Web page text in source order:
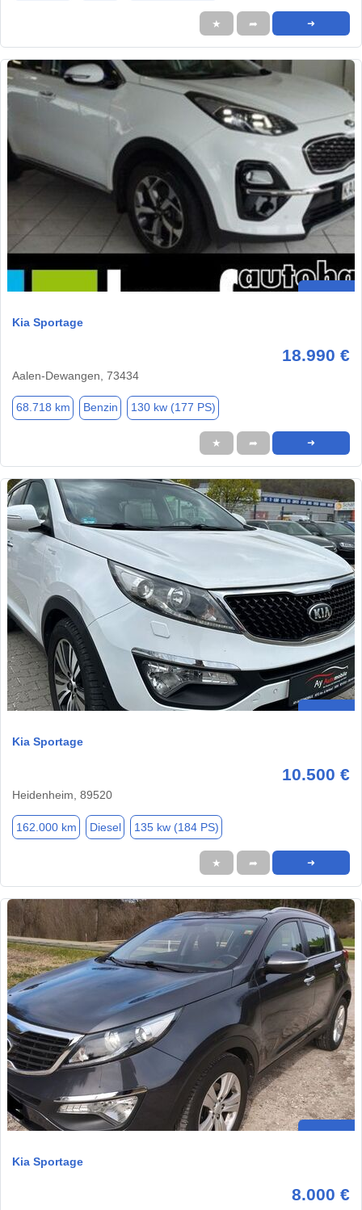
★ ➦ ➜
Kia Sportage
18.990 €
Aalen-Dewangen, 73434
68.718 km Benzin 130 kw (177 PS)
★ ➦ ➜
Kia Sportage
10.500 €
Heidenheim, 89520
162.000 km Diesel 135 kw (184 PS)
★ ➦ ➜
Kia Sportage
8.000 €